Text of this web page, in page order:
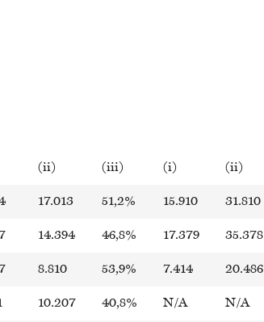
(ii) (iii) (i) (ii)
17.013 51,2% 15.910 31.810
14.394 46,8% 17.379 35.378
8.810 53,9% 7.414 20.486
10.207 40,8% N/A N/A